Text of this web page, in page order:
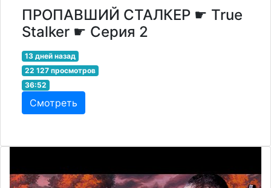
ПРОПАВШИЙ СТАЛКЕР ☛ True
Stalker ☛ Серия 2
13 дней назад
22 127 просмотров
36:52
Смотреть